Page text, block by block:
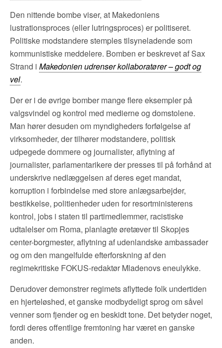
Den nittende bombe viser, at Makedoniens
lustrationsproces (eller lutringsproces) er politiseret.
Politiske modstandere stemples tilsyneladende som
kommunistiske meddelere. Bomben er beskrevet af Sax
Strand i Makedonien udrenser kollaboratører – godt og
vel.
Der er i de øvrige bomber mange flere eksempler på
valgsvindel og kontrol med medierne og domstolene.
Man hører desuden om myndigheders forfølgelse af
virksomheder, der tilhører modstandere, politisk
udpegede dommere og journalister, aflytning af
journalister, parlamentarikere der presses til på forhånd at
underskrive nedlæggelsen af deres eget mandat,
korruption i forbindelse med store anlægsarbejder,
bestikkelse, politienheder uden for resortministerens
kontrol, jobs i staten til partimedlemmer, racistiske
udtalelser om Roma, planlagte øretæver til Skopjes
center-borgmester, aflytning af udenlandske ambassader
og om den mangelfulde efterforskning af den
regimekritiske FOKUS-redaktør Mladenovs eneulykke.
Derudover demonstrer regimets aflyttede folk undertiden
en hjerteløshed, et ganske modbydeligt sprog om såvel
venner som fjender og en beskidt tone. Det betyder noget,
fordi deres offentlige fremtoning har været en ganske
anden.